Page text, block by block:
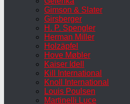
Gimson & Slater
Girsberger
H. P. Spengler
Herman Miller
Holzäpfel
Hove Møbler
Kaiser Idell
Kill International
Knoll International
Louis Poulsen
Martinelli Luce